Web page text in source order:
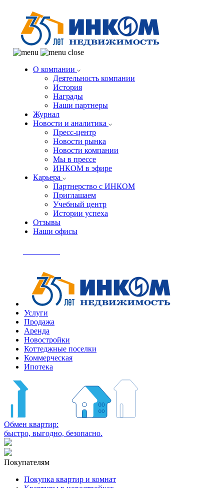
О компании
Деятельность компании
История
Награды
Наши партнеры
Журнал
Новости и аналитика
Пресс-центр
Новости рынка
Новости компании
Мы в прессе
ИНКОМ в эфире
Карьера
Партнерство с ИНКОМ
Приглашаем
Учебный центр
Истории успеха
Отзывы
Наши офисы
Услуги
Продажа
Аренда
Новостройки
Коттеджные поселки
Коммерческая
Ипотека
Обмен квартир:
быстро, выгодно, безопасно.
Покупателям
Покупка квартир и комнат